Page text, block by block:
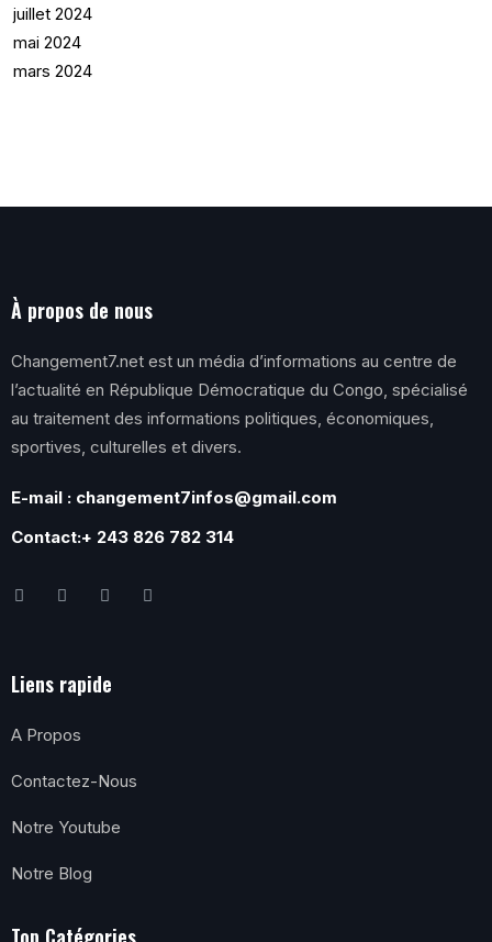
juillet 2024
mai 2024
mars 2024
À propos de nous
Changement7.net est un média d’informations au centre de
l’actualité en République Démocratique du Congo, spécialisé
au traitement des informations politiques, économiques,
sportives, culturelles et divers.
E-mail : changement7infos@gmail.com
Contact:+ 243 826 782 314
Liens rapide
A Propos
Contactez-Nous
Notre Youtube
Notre Blog
Top Catégories